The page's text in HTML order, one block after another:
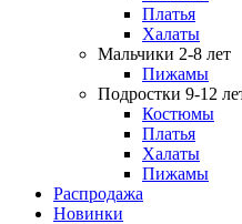
Платья
Халаты
Мальчики 2-8 лет
Пижамы
Подростки 9-12
Костюмы
Платья
Халаты
Пижамы
Распродажа
Новинки